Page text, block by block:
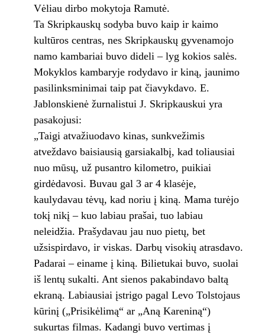
Vėliau dirbo mokytoja Ramutė.
Ta Skripkauskų sodyba buvo kaip ir kaimo
kultūros centras, nes Skripkauskų gyvenamojo
namo kambariai buvo dideli – lyg kokios salės.
Mokyklos kambaryje rodydavo ir kiną, jaunimo
pasilinksminimai taip pat čiavykdavo. E.
Jablonskienė žurnalistui J. Skripkauskui yra
pasakojusi:
„Taigi atvažiuodavo kinas, sunkvežimis
atveždavo baisiausią garsiakalbį, kad toliausiai
nuo mūsų, už pusantro kilometro, puikiai
girdėdavosi. Buvau gal 3 ar 4 klasėje,
kaulydavau tėvų, kad noriu į kiną. Mama turėjo
tokį nikį – kuo labiau prašai, tuo labiau
neleidžia. Prašydavau jau nuo pietų, bet
užsispirdavo, ir viskas. Darbų visokių atrasdavo.
Padarai – einame į kiną. Bilietukai buvo, suolai
iš lentų sukalti. Ant sienos pakabindavo baltą
ekraną. Labiausiai įstrigo pagal Levo Tolstojaus
kūrinį („Prisikėlimą“ ar „Aną Kareniną“)
sukurtas filmas. Kadangi buvo vertimas į